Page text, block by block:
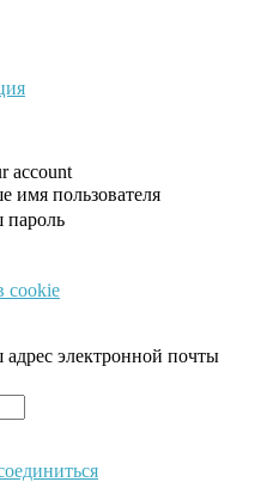
account
имя пользователя
cookie
электронной почты